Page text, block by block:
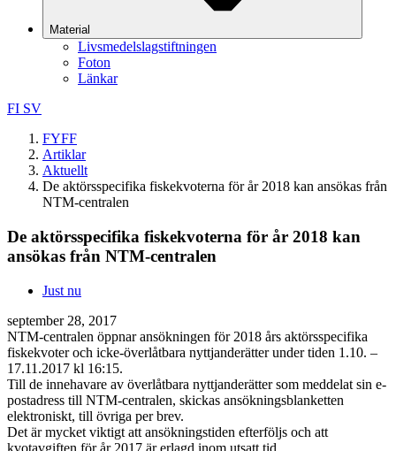
Material
Livsmedelslagstiftningen
Foton
Länkar
FI SV
FYFF
Artiklar
Aktuellt
De aktörsspecifika fiskekvoterna för år 2018 kan ansökas från
NTM-centralen
De aktörsspecifika fiskekvoterna för år 2018 kan
ansökas från NTM-centralen
Just nu
september 28, 2017
NTM-centralen öppnar ansökningen för 2018 års aktörsspecifika
fiskekvoter och icke-överlåtbara nyttjanderätter under tiden 1.10. –
17.11.2017 kl 16:15.
Till de innehavare av överlåtbara nyttjanderätter som meddelat sin e-
postadress till NTM-centralen, skickas ansökningsblanketten
elektroniskt, till övriga per brev.
Det är mycket viktigt att ansökningstiden efterföljs och att
kvotavgiften för år 2017 är erlagd inom utsatt tid.